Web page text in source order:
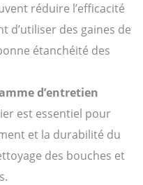
réduire l’efficacité
d’utiliser des gaines de
étanchéité des
d’entretien
est essentiel pour
et la durabilité du
des bouches et